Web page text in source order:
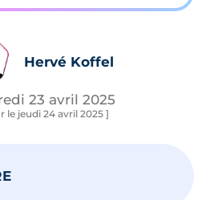
Hervé Koffel
23 avril 2025
le jeudi 24 avril 2025 ]